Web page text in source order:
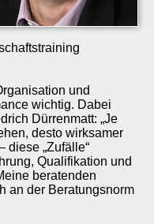
und
wichtig. Dabei
Dürrenmatt: „Je
desto wirksamer
diese „Zufälle“
Qualifikation und
beratenden
an der Beratungsnorm